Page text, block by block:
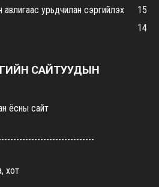
урьдчилан сэргийлэх
15
14
САЙТУУДЫН
ёсны сайт
хот